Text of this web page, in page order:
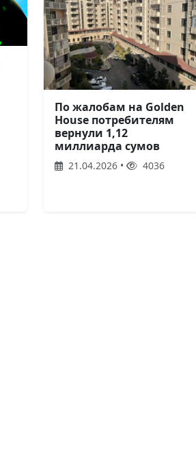
По жалобам на Golden
House потребителям
вернули 1,12
миллиарда сумов
21.04.2026 • 4036